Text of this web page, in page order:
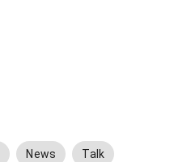
News Talk